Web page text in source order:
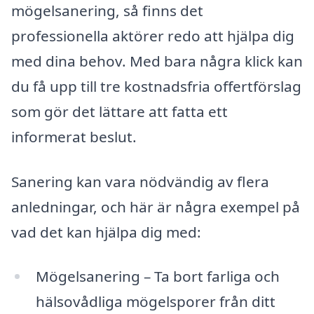
mögelsanering, så finns det
professionella aktörer redo att hjälpa dig
med dina behov. Med bara några klick kan
du få upp till tre kostnadsfria offertförslag
som gör det lättare att fatta ett
informerat beslut.
Sanering kan vara nödvändig av flera
anledningar, och här är några exempel på
vad det kan hjälpa dig med:
Mögelsanering – Ta bort farliga och
hälsovådliga mögelsporer från ditt